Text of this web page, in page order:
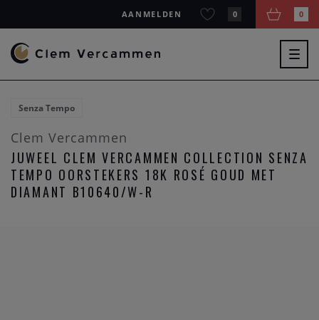
AANMELDEN 0 0
Senza Tempo
Clem Vercammen
JUWEEL CLEM VERCAMMEN COLLECTION SENZA
TEMPO OORSTEKERS 18K ROSÉ GOUD MET
DIAMANT B10640/W-R